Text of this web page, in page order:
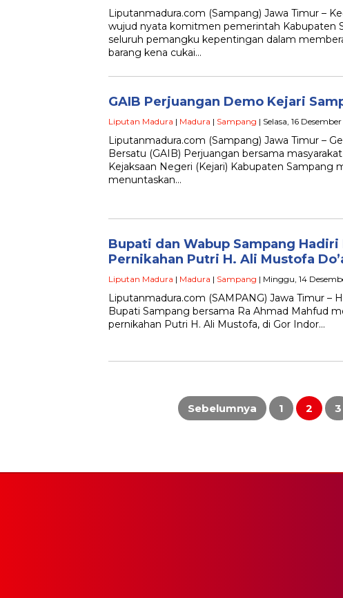
Liputanmadura.com (Sampang) Jawa Timur –
wujud nyata komitmen pemerintah Kabupaten
seluruh pemangku kepentingan dalam
barang kena cukai…
GAIB Perjuangan Demo Kejari
Liputan Madura | Madura | Sampang | Selasa, 16
Liputanmadura.com (Sampang) Jawa Timur –
Bersatu (GAIB) Perjuangan bersama
Kejaksaan Negeri (Kejari) Kabupaten Sampang
menuntaskan…
Bupati dan Wabup Sampang Hadiri
Pernikahan Putri H. Ali Mustofa
Liputan Madura | Madura | Sampang | Minggu, 14
Liputanmadura.com (SAMPANG) Jawa Timur –
Bupati Sampang bersama Ra Ahmad Mahfud
pernikahan Putri H. Ali Mustofa, di Gor Indor…
Paginasi
Sebelumnya 1 2 3